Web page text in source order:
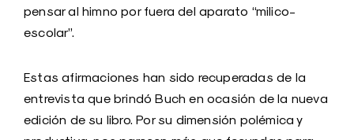
pensar al himno por fuera del aparato “milico-
escolar”.
Estas afirmaciones han sido recuperadas de la
entrevista que brindó Buch en ocasión de la nueva
edición de su libro. Por su dimensión polémica y